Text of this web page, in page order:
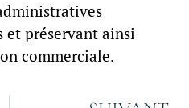
préservant ainsi
commerciale.